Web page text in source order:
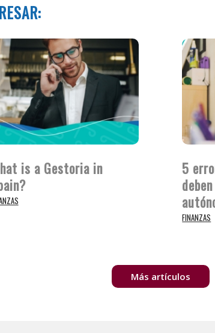
is a Gestoria in
5
FINANZAS
Más artículos